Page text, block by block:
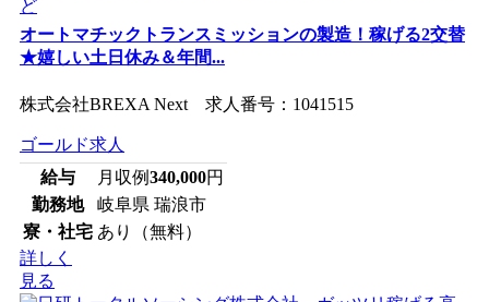
オートマチックトランスミッションの製造！稼げる2交替
★嬉しい土日休み＆年間...
株式会社BREXA Next 求人番号：1041515
ゴールド求人
給与
月収例340,000円
勤務地
岐阜県 瑞浪市
寮・社宅 あり（無料）
詳しく
見る